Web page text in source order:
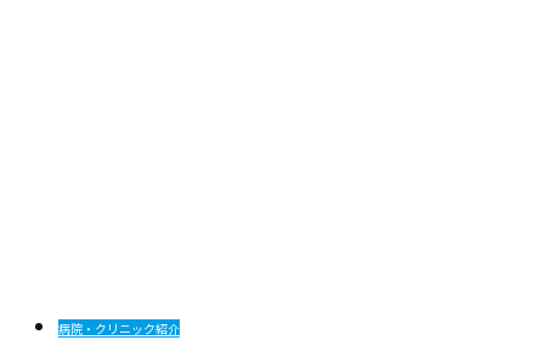
病院・クリニック紹介